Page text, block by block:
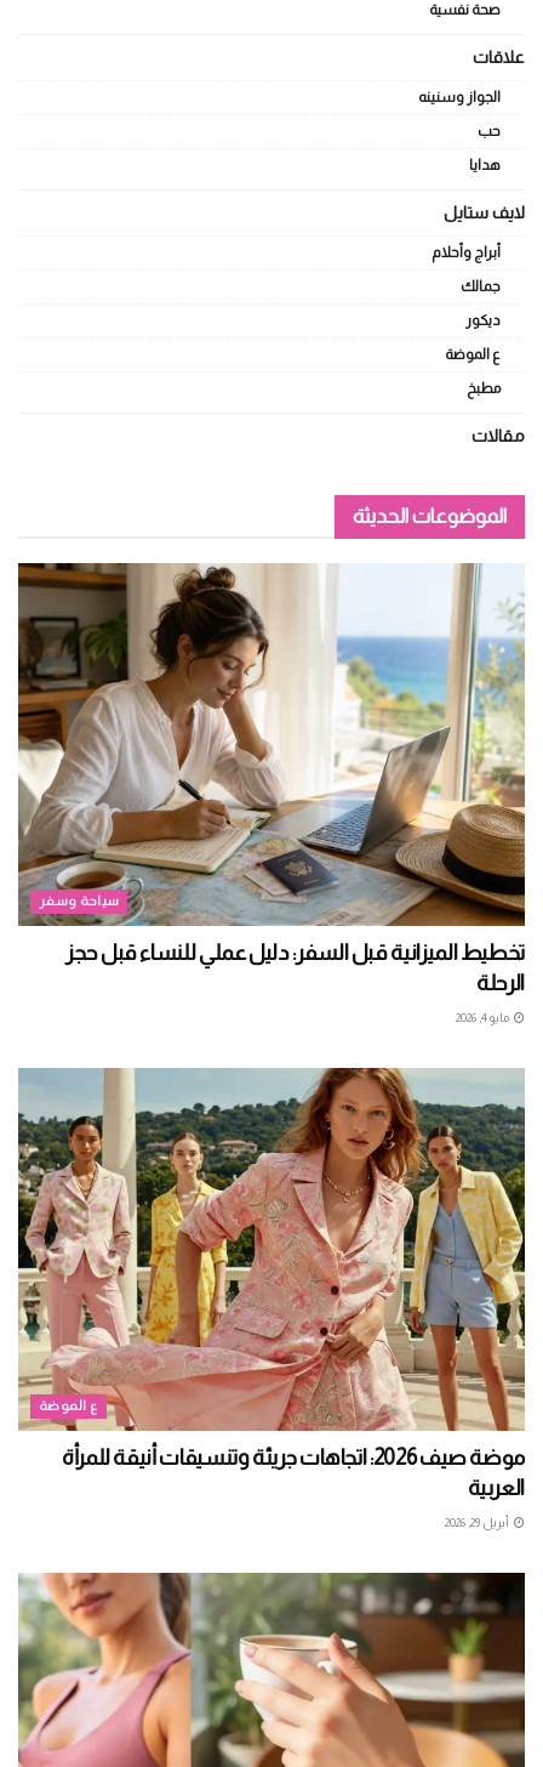
صحة نفسية
علاقات
الجواز وسنينه
حب
هدايا
لايف ستايل
أبراج وأحلام
جمالك
ديكور
ع الموضة
مطبخ
مقالات
الموضوعات الحديثة
سياحة وسفر
تخطيط الميزانية قبل السفر: دليل عملي للنساء قبل حجز
الرحلة
مايو 4, 2026
ع الموضة
موضة صيف 2026: اتجاهات جريئة وتنسيقات أنيقة للمرأة
العربية
أبريل 29, 2026